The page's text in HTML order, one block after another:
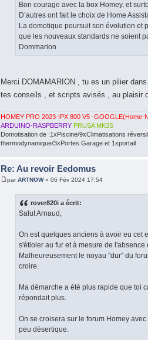
Bon courage avec la box Homey, et
D’autres ont fait le choix de Home
La domotique poursuit son évolution et
que les nouveaux standards ne soient
Dommarion
Merci DOMAMARION , tu es un pilier
tes conseils , et scripts avisés , au plaisir
HOMEY PRO 2023-IPX 800 V5 -GOOGLE(Home-
ARDUINO-RASPBERRY PRUSA MK3S
Domotisation de :1xPiscine/9xClimatisations
thermodynamique/3xPortes Garage et 1xportail
Re: Au revoir Eedomus
parARTNOW» 06 Fév 2024 17:54
rover820i a écrit:
Salut Arnaud,
On est quelques anciens à avoir eu cet
s'étioler au fur et à mesure de
Malheureusement le noyau "dur" du
croire.
Ma démarche a été plus rapide que toi
répondait plus.
On se croisera sur le forum Homey
peu désertique.